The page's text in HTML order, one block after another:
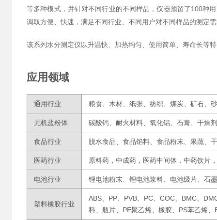
等多种模式，并针对不同行业的不同样品，仪器预留了100种
调取方便、快速，满足不同行业、不同用户对不同样品的测定
该系列水分测定仪以升温快、加热均匀、使用简单、寿命长等
应用领域
通用行业 粮食、木材、纸张、纺织、煤炭、矿石、
无机盐粉体 碳酸钙、耐火材料、氧化铝、石膏、干燥
食品行业 脱水食品、食品馅料、食品粉末、果蔬、
医药行业 原料药，中成药，医药中间体，中药饮片
电池行业 锂电池粉末、锂电池浆料、电池级片、石
塑料橡胶行业
ABS、PP、PVB、PC、COC、BMC、
料、瓶片、PE聚乙烯、橡胶、PS苯乙烯、